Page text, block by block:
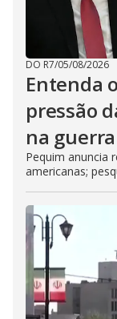
DO R7/05/08/2026
Entenda
pressão
na
Pequim anuncia
americanas;